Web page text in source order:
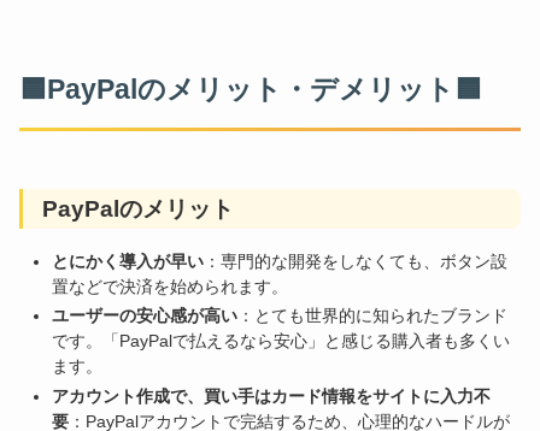
🟦PayPalのメリット・デメリット🟦
PayPalのメリット
とにかく導入が早い ：専門的な開発をしなくても、ボタン設
置などで決済を始められます。
ユーザーの安心感が高い ：とても世界的に知られたブランド
です。「PayPalで払えるなら安心」と感じる購入者も多くい
ます。
アカウント作成で、買い手はカード情報をサイトに入力不
要 ：PayPalアカウントで完結するため、心理的なハードルが